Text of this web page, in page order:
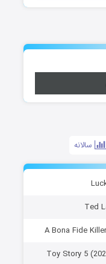
سالانه